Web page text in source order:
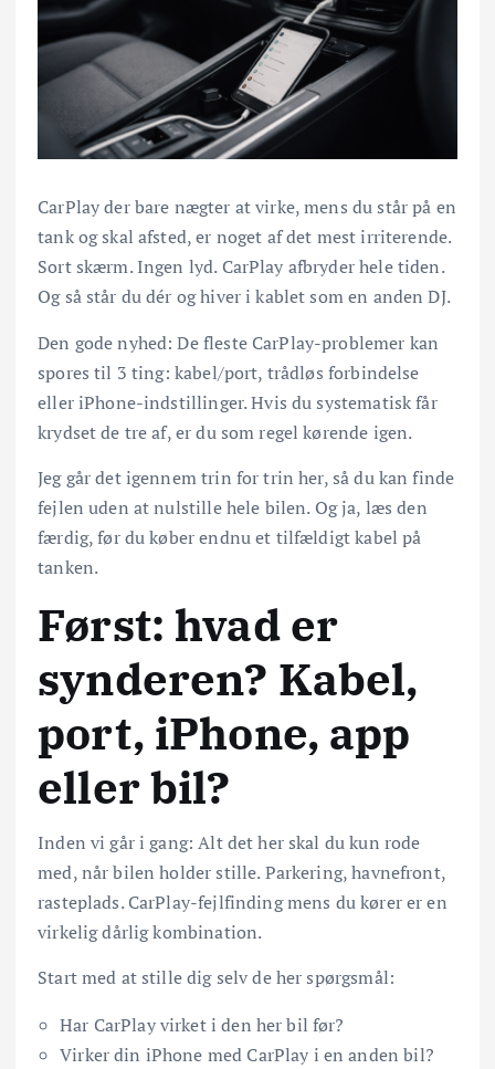
CarPlay der bare nægter at virke, mens du står på en
tank og skal afsted, er noget af det mest irriterende.
Sort skærm. Ingen lyd. CarPlay afbryder hele tiden.
Og så står du dér og hiver i kablet som en anden DJ.
Den gode nyhed: De fleste CarPlay-problemer kan
spores til 3 ting: kabel/port, trådløs forbindelse
eller iPhone-indstillinger. Hvis du systematisk får
krydset de tre af, er du som regel kørende igen.
Jeg går det igennem trin for trin her, så du kan finde
fejlen uden at nulstille hele bilen. Og ja, læs den
færdig, før du køber endnu et tilfældigt kabel på
tanken.
Først: hvad er
synderen? Kabel,
port, iPhone, app
eller bil?
Inden vi går i gang: Alt det her skal du kun rode
med, når bilen holder stille. Parkering, havnefront,
rasteplads. CarPlay-fejlfinding mens du kører er en
virkelig dårlig kombination.
Start med at stille dig selv de her spørgsmål:
Har CarPlay virket i den her bil før?
Virker din iPhone med CarPlay i en anden bil?